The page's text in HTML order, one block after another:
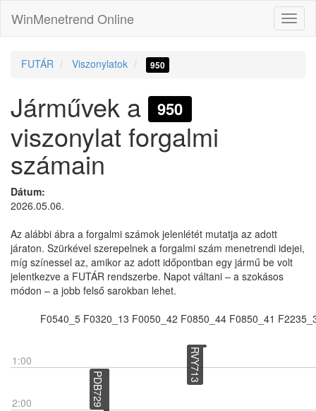
WinMenetrend Online
FUTÁR Viszonylatok 950
Járművek a 950
viszonylat forgalmi
számain
Dátum:
2026.05.06.
Az alábbi ábra a forgalmi számok jelenlétét mutatja az adott
járaton. Szürkével szerepelnek a forgalmi szám menetrendi idejei,
míg színessel az, amikor az adott időpontban egy jármű be volt
jelentkezve a FUTÁR rendszerbe. Napot váltani – a szokásos
módon – a jobb felső sarokban lehet.
1:00
2:00
F0540_5 F0320_13
PDB729
F0050_42 F0850_44
RVY713
F0850_41